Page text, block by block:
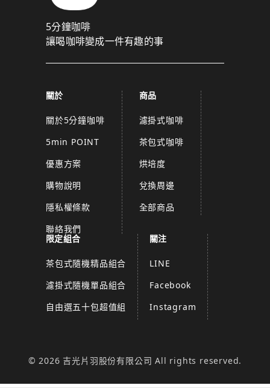
5分鐘咖啡
讓喝咖啡變成一件有趣的事
關於
關於5分鐘咖啡
5min POINT
優惠方案
購物說明
隱私權條款
聯絡我們
商品
濾掛式咖啡
茶包式咖啡
烘培度
兌換周邊
全部商品
限定組合
茶包式隨機精品組合
濾掛式隨機單品組合
自由選五十包超值組
關注
LINE
Facebook
Instagram
© 2026 吉光片羽股份有限公司 All rights reserved.